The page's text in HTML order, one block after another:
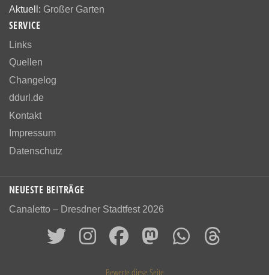
Aktuell: Großer Garten
SERVICE
Links
Quellen
Changelog
ddurl.de
Kontakt
Impressum
Datenschutz
NEUESTE BEITRÄGE
Canaletto – Dresdner Stadtfest 2026
Bewerte diese Seite